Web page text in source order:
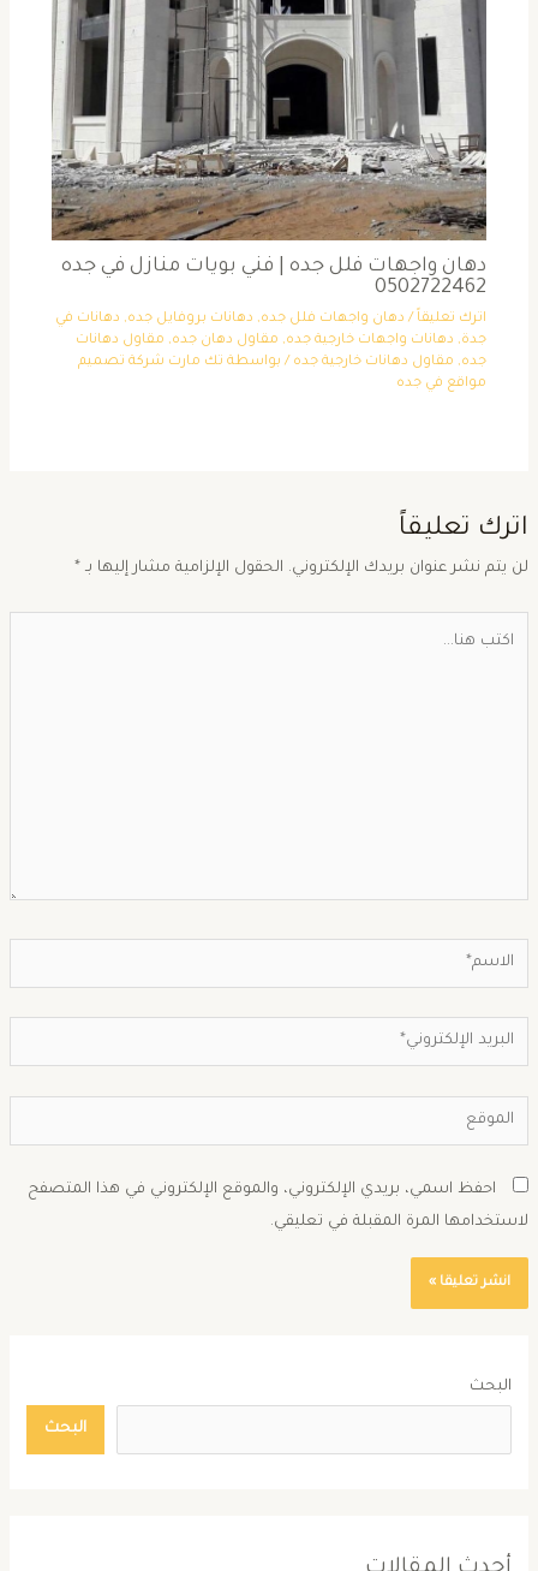
دهان واجهات فلل جده | فني بويات منازل في جده
0502722462
اترك تعليقاً /دهان واجهات فلل جده,دهانات بروفايل جده,دهانات في
جدة,دهانات واجهات خارجية جده,مقاول دهان جده,مقاول دهانات
جده,مقاول دهانات خارجية جده/ بواسطة تك مارت شركة تصميم
مواقع في جده
تعليقاً
يتم نشر عنوان بريدك الإلكتروني. الحقول الإلزامية مشار إليها بـ *
احفظ اسمي، بريدي الإلكتروني، والموقع الإلكتروني في هذا المتصفح
المرة المقبلة في تعليقي.
البحث
البحث